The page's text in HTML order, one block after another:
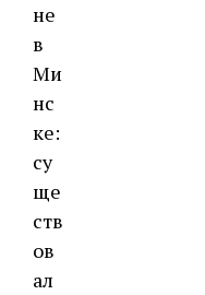
не
в
Ми
нс
ке:
су
ще
ств
ов
ал